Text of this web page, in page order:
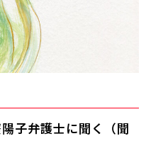
陽子弁護士に聞く（聞